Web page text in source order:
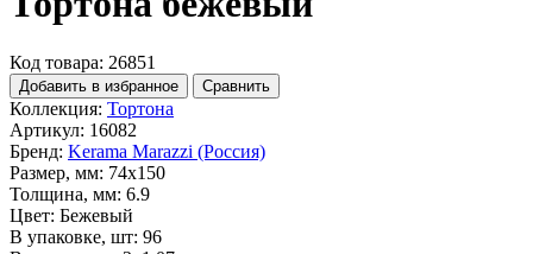
Код товара: 26851
Добавить в избранное Сравнить
Коллекция: Тортона
Артикул: 16082
Бренд: Kerama Marazzi (Россия)
Размер, мм: 74x150
Толщина, мм: 6.9
Цвет: Бежевый
В упаковке, шт: 96